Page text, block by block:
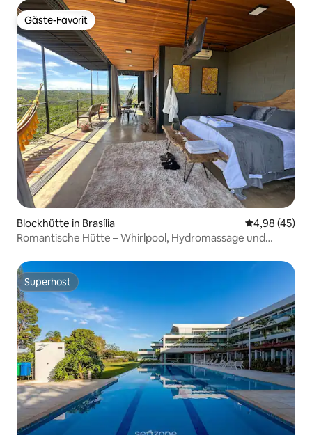
Gäste-Favorit
Gäste-Favorit
Blockhütte in Brasília
4,98 (45)
Romantische Hütte – Whirlpool, Hydromassage und
Superhost
Superhost